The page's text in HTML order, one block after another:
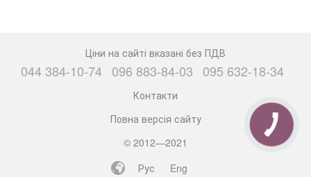
Це доступний для всіх продукт, здатний оздоровити
організм і поліпшити загальний фізичний стан при
регулярному споживанні. Червона ікра, популярна в нашій
країні, видобувається з риб сімейства лососевих, а
дефіцитна чорна закуска - з осетрових. Минтай - досить
поширена риба. Її можна знайти на прилавку кожного
магазину за доступною ціною.
Саме через дешевизну продукту багато людей не відносять
його до делікатесів. Однак в здоровий раціон харчування
Ціни на сайті вказані без ПДВ
044 384-10-74 096 883-84-03 095 632-18-34
Контакти
Повна версія сайту
© 2012—2021
Рус
Eng